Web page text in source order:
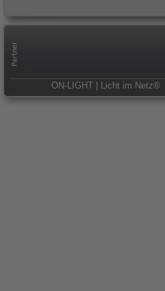
ON-LIGHT | Licht im Netz®